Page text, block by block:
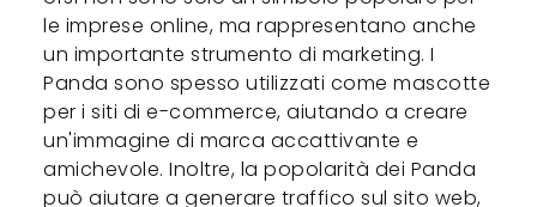
le imprese online, ma rappresentano anche
un importante strumento di marketing. I
Panda sono spesso utilizzati come mascotte
per i siti di e-commerce, aiutando a creare
un'immagine di marca accattivante e
amichevole. Inoltre, la popolarità dei Panda
può aiutare a generare traffico sul sito web,